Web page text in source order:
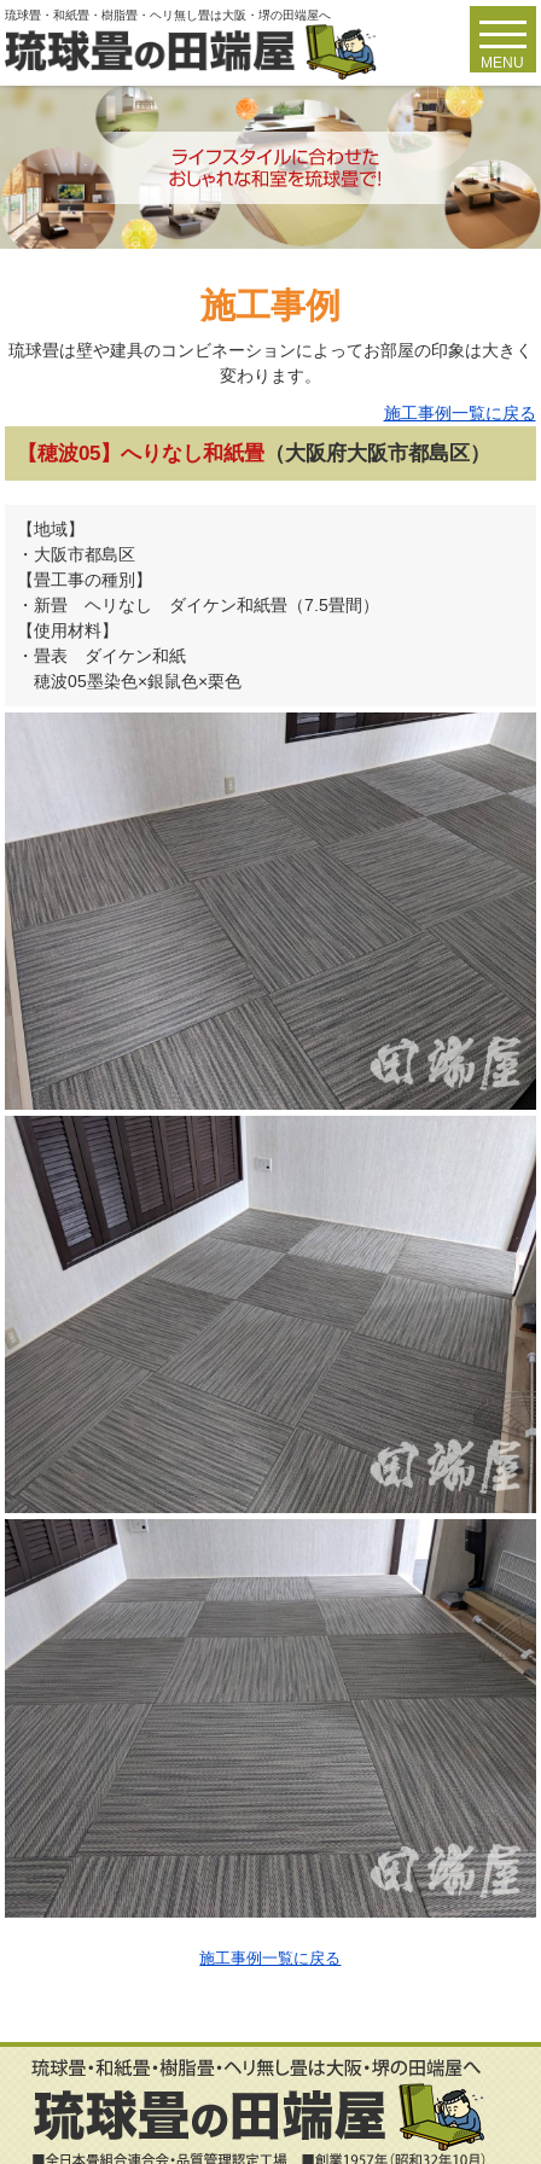
琉球畳・和紙畳・樹脂畳・ヘリ無し畳は大阪・堺の田端屋へ
MENU
施工事例
琉球畳は壁や建具のコンビネーションによってお部屋の印象は大きく
変わります。
施工事例一覧に戻る
【穂波05】へりなし和紙畳 （大阪府大阪市都島区）
【地域】
・大阪市都島区
【畳工事の種別】
・新畳 ヘリなし ダイケン和紙畳（7.5畳間）
【使用材料】
・畳表 ダイケン和紙
穂波05墨染色×銀鼠色×栗色
施工事例一覧に戻る